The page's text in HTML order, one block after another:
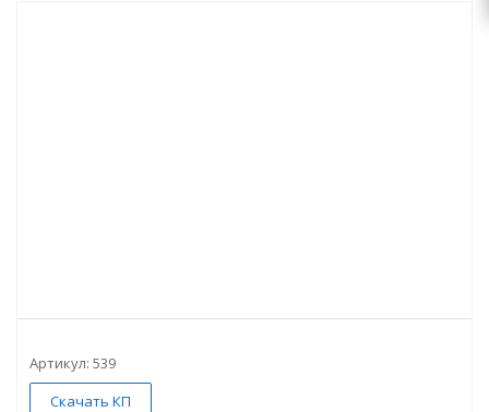
Артикул: 539
Скачать КП